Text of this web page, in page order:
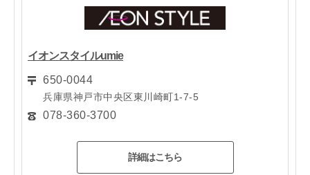
イオンスタイルumie
650-0044
兵庫県神戸市中央区東川崎町1-7-5
078-360-3700
詳細はこちら